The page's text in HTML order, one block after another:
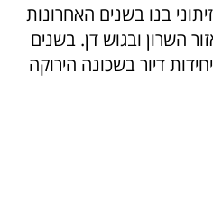
בנו בשנים האחרונות
השרון ובגוש דן. בשנים
האחרונות הם הקימו 520 יחידות דיור בשכונה הירוקה